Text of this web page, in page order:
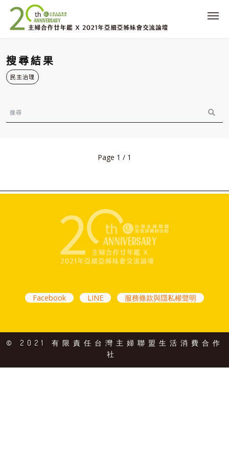
搜尋結果
民主治理
Page 1 / 1
Facebook LINE 服務條款與隱私權聲明
© 2021 有限責任台灣主婦聯盟生活消費合作
社